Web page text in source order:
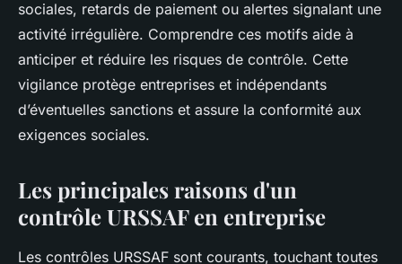
Owen•30 septembre 2025•5 min de lecture
sociales, retards de paiement ou alertes signalant une
activité irrégulière. Comprendre ces motifs aide à
anticiper et réduire les risques de contrôle. Cette
vigilance protège entreprises et indépendants
d’éventuelles sanctions et assure la conformité aux
exigences sociales.
Les principales raisons d'un
contrôle URSSAF en entreprise
Les contrôles URSSAF sont courants, touchant toutes